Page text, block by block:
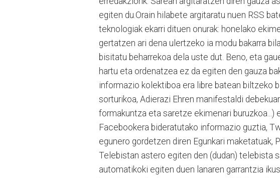
egiten du.Orain hilabete argitaratu nuen RSS
teknologiak ekarri dituen onurak: honelako
gertatzen ari dena ulertzeko ia modu bakarra
bisitatu beharrekoa dela uste dut. Beno, eta
hartu eta ordenatzea ez da egiten den gauza
informazio kolektiboa era libre batean biltzeko
sorturikoa, Adierazi Ehren manifestaldi
formakuntza eta saretze ekimenari buruzkoa...)
Facebookera bideratutako informazio guztia,
egunero gordetzen diren Egunkari maketatuak,
Telebistan astero egiten den (dudan) telebista
automatikoki egiten duen lanaren garrantzia